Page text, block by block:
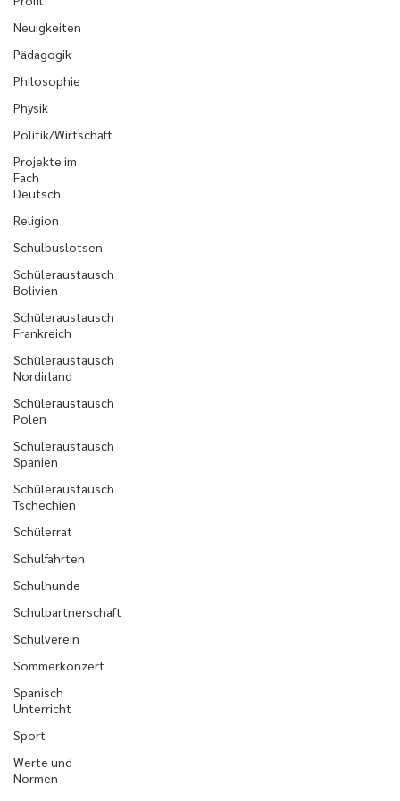
Neuigkeiten
Pädagogik
Philosophie
Physik
Politik/Wirtschaft
Projekte im
Fach
Deutsch
Religion
Schulbuslotsen
Schüleraustausch
Bolivien
Schüleraustausch
Frankreich
Schüleraustausch
Nordirland
Schüleraustausch
Polen
Schüleraustausch
Spanien
Schüleraustausch
Tschechien
Schülerrat
Schulfahrten
Schulhunde
Schulpartnerschaft
Schulverein
Sommerkonzert
Spanisch
Unterricht
Sport
Werte und
Normen